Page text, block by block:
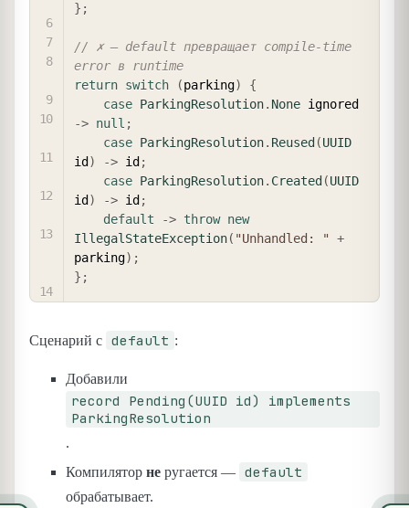
} ;
// ✗ — default превращает compile-time
error в runtime
return switch (parking)
{
case ParkingResolution. None
-> null ;
case ParkingResolution. Reused (UUID
id ) -> id ;
case ParkingResolution. Created (UUID
id ) -> id ;
default
-> throw new
IllegalStateException( "Unhandled: " +
parking) ;
} ;
Сценарий с default :
Добавили
record Pending(UUID id) implements
ParkingResolution
.
Компилятор не ругается — default
обрабатывает.